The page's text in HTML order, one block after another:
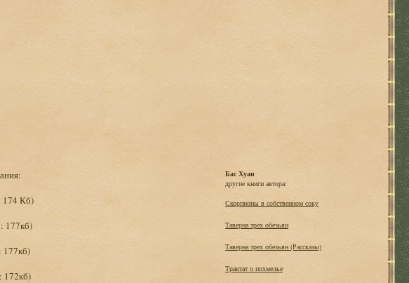
174 Кб)
177кб)
177кб)
172кб)
Бас Хуан
другие книги автора:
Скорпионы в собственном соку
Таверна трех обезьян
Таверна трех обезьян (Рассказы)
Трактат о похмелье